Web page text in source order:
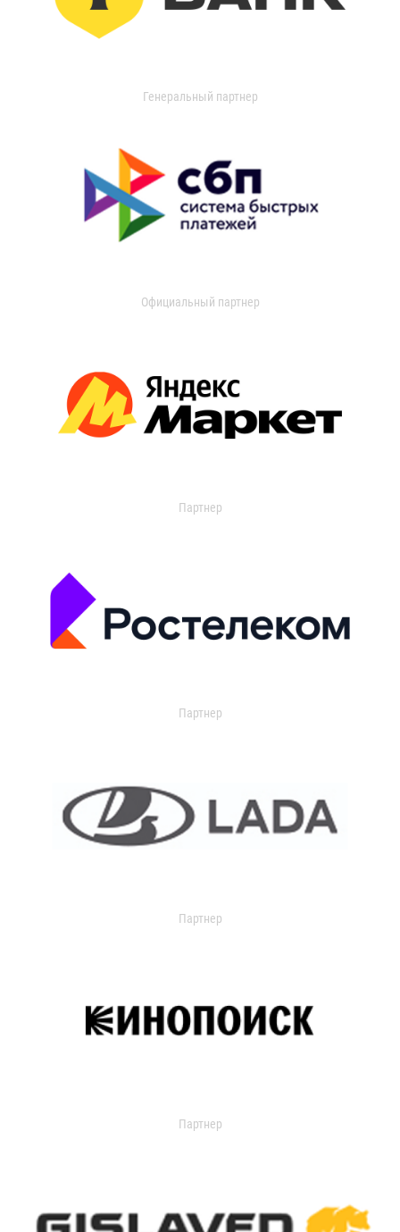
Генеральный партнер
Официальный партнер
Партнер
Партнер
Партнер
Партнер